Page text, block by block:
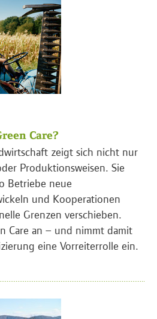
Care?
zeigt sich nicht nur
Produktionsweisen. Sie
Betriebe neue
und Kooperationen
Grenzen verschieben.
Care an – und nimmt damit
eine Vorreiterrolle ein.